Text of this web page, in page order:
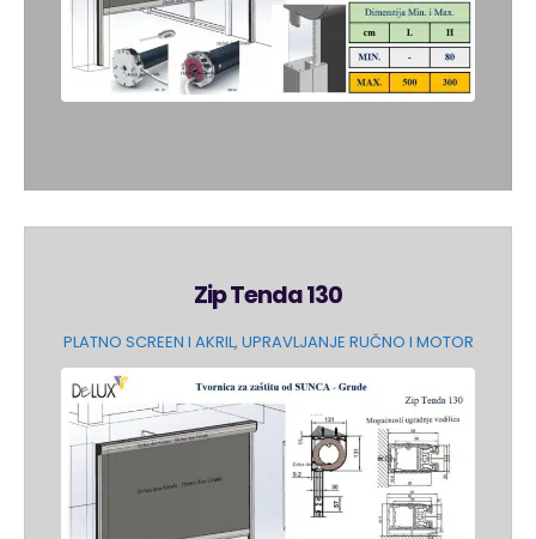
Zip Tenda 130
PLATNO SCREEN I AKRIL, UPRAVLJANJE RUČNO I MOTOR